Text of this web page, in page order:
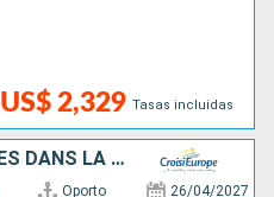
US$ 2,329 Tasas incluidas
CROISIÈRE ET RANDONNÉES DANS LA VALLÉE DU DOURO, UNE NATURE PRÉSERVÉE
Oporto 26/04/2027